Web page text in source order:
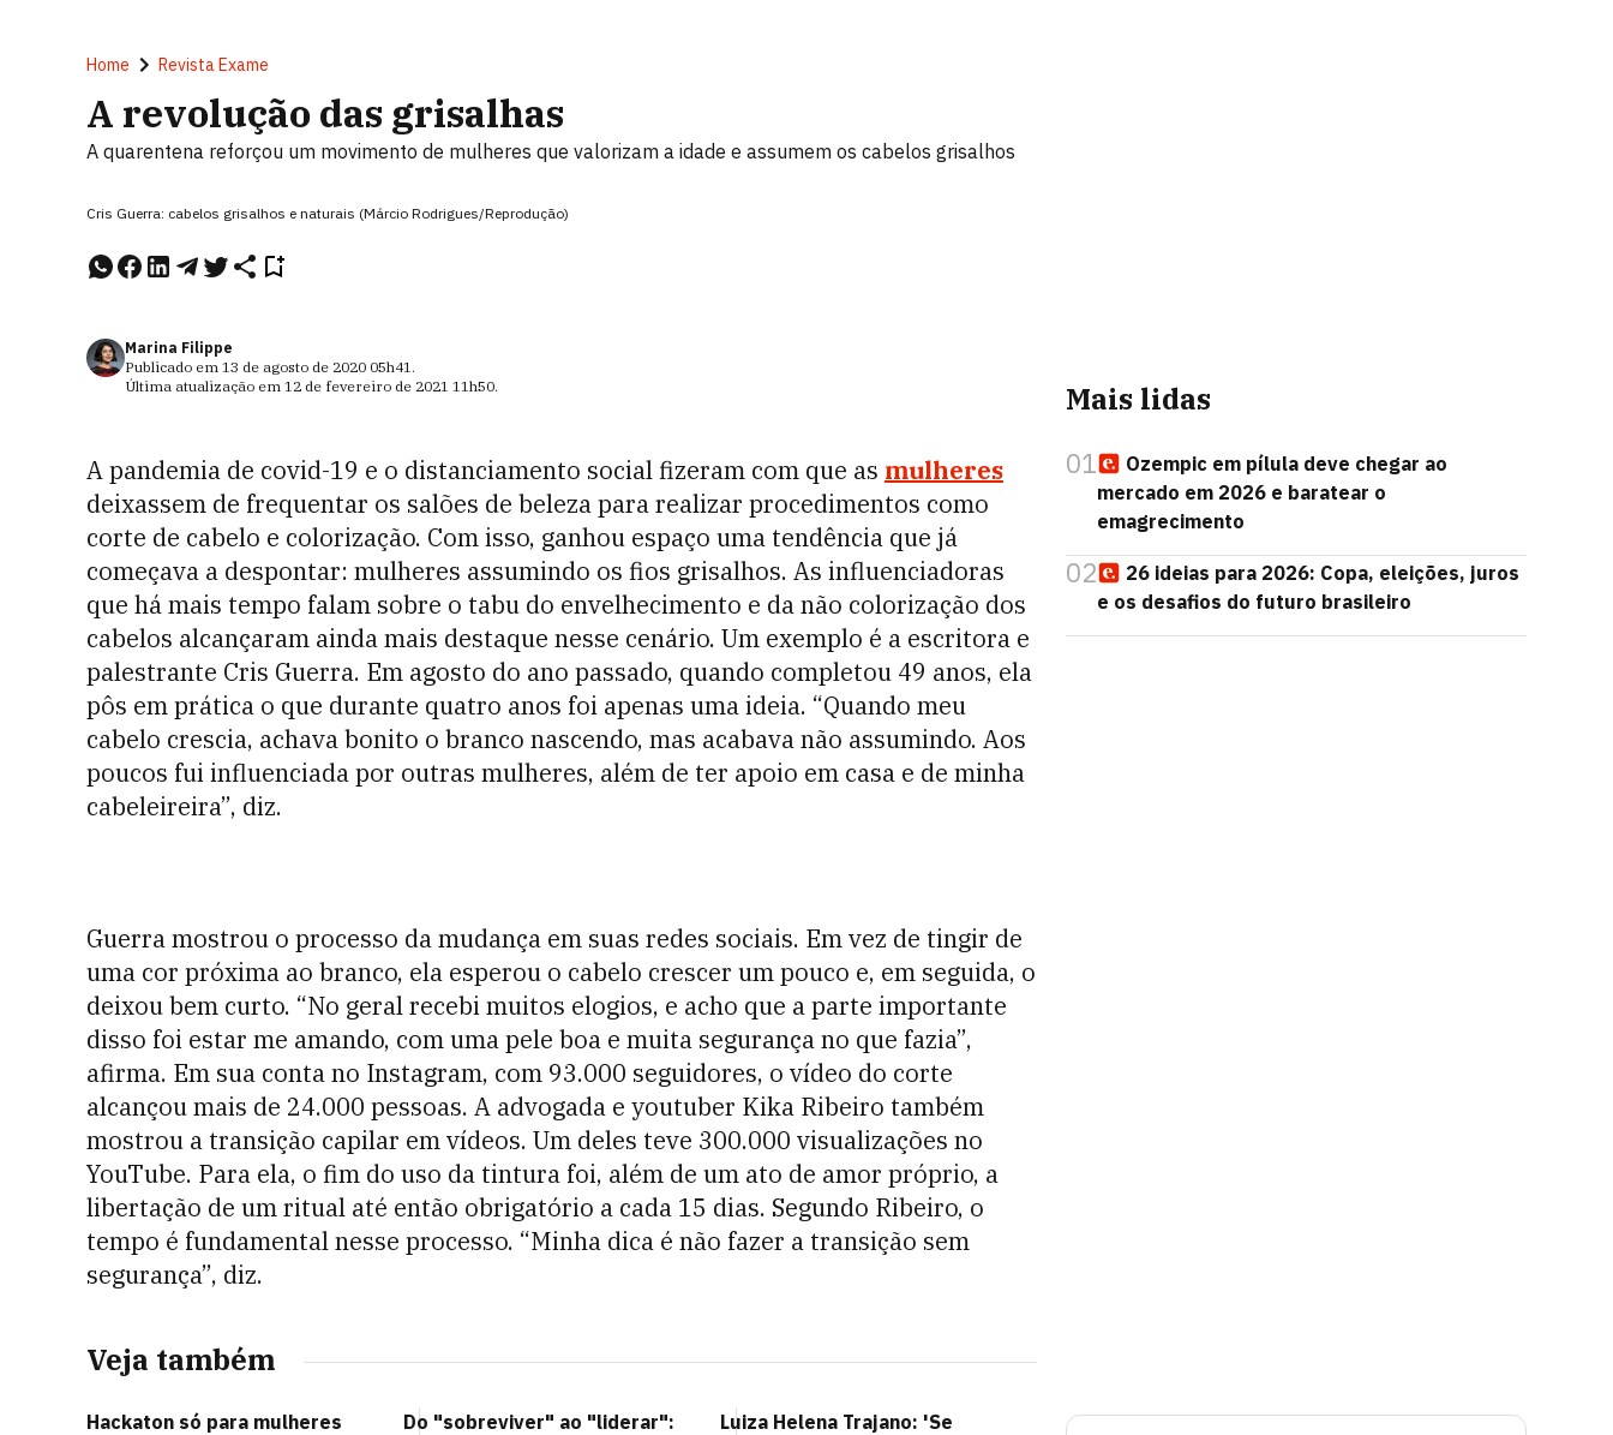
Home Revista Exame
A revolução das grisalhas
A quarentena reforçou um movimento de mulheres que valorizam a idade e assumem os cabelos grisalhos
Cris Guerra: cabelos grisalhos e naturais (Márcio Rodrigues/Reprodução)
Marina Filippe
Publicado em 13 de agosto de 2020 05h41.
Última atualização em 12 de fevereiro de 2021 11h50.
A pandemia de covid-19 e o distanciamento social fizeram com que as mulheres
deixassem de frequentar os salões de beleza para realizar procedimentos como
corte de cabelo e colorização. Com isso, ganhou espaço uma tendência que já
começava a despontar: mulheres assumindo os fios grisalhos. As influenciadoras
que há mais tempo falam sobre o tabu do envelhecimento e da não colorização dos
cabelos alcançaram ainda mais destaque nesse cenário. Um exemplo é a escritora e
palestrante Cris Guerra. Em agosto do ano passado, quando completou 49 anos, ela
pôs em prática o que durante quatro anos foi apenas uma ideia. “Quando meu
cabelo crescia, achava bonito o branco nascendo, mas acabava não assumindo. Aos
poucos fui influenciada por outras mulheres, além de ter apoio em casa e de minha
cabeleireira”, diz.
Guerra mostrou o processo da mudança em suas redes sociais. Em vez de tingir de
uma cor próxima ao branco, ela esperou o cabelo crescer um pouco e, em seguida, o
deixou bem curto. “No geral recebi muitos elogios, e acho que a parte importante
disso foi estar me amando, com uma pele boa e muita segurança no que fazia”,
afirma. Em sua conta no Instagram, com 93.000 seguidores, o vídeo do corte
alcançou mais de 24.000 pessoas. A advogada e youtuber Kika Ribeiro também
mostrou a transição capilar em vídeos. Um deles teve 300.000 visualizações no
YouTube. Para ela, o fim do uso da tintura foi, além de um ato de amor próprio, a
libertação de um ritual até então obrigatório a cada 15 dias. Segundo Ribeiro, o
tempo é fundamental nesse processo. “Minha dica é não fazer a transição sem
segurança”, diz.
Veja também
Hackaton só para mulheres
Do "sobreviver" ao "liderar":
Luiza Helena Trajano: 'Se
Mais lidas
01
Ozempic em pílula deve chegar ao
mercado em 2026 e baratear o
emagrecimento
02
26 ideias para 2026: Copa, eleições, juros
e os desafios do futuro brasileiro